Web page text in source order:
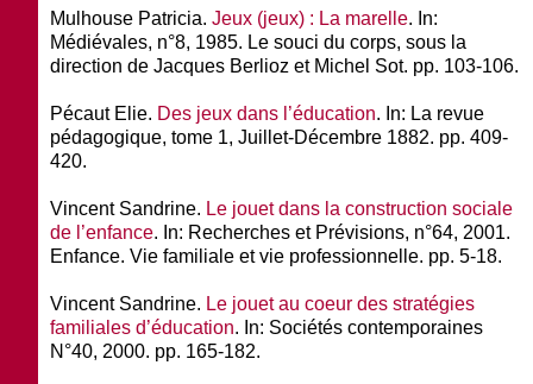
Mulhouse Patricia.Jeux (jeux) : La marelle. In:
Médiévales, n°8, 1985. Le souci du corps, sous la
direction de Jacques Berlioz et Michel Sot. pp. 103-106.
Pécaut Elie. Des jeux dans l’éducation. In: La revue
pédagogique, tome 1, Juillet-Décembre 1882. pp. 409-
420.
Vincent Sandrine. Le jouet dans la construction sociale
de l’enfance. In: Recherches et Prévisions, n°64, 2001.
Enfance. Vie familiale et vie professionnelle. pp. 5-18.
Vincent Sandrine. Le jouet au coeur des stratégies
familiales d’éducation. In: Sociétés contemporaines
N°40, 2000. pp. 165-182.